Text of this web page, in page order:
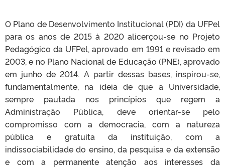
O Plano de Desenvolvimento Institucional (PDI) da UFPel
para os anos de 2015 à 2020 alicerçou-se no Projeto
Pedagógico da UFPel, aprovado em 1991 e revisado em
2003, e no Plano Nacional de Educação (PNE), aprovado
em junho de 2014. A partir dessas bases, inspirou-se,
fundamentalmente, na ideia de que a Universidade,
sempre pautada nos princípios que regem a
Administração Pública, deve orientar-se pelo
compromisso com a democracia, com a natureza
pública e gratuita da instituição, com a
indissociabilidade do ensino, da pesquisa e da extensão
e com a permanente atenção aos interesses da